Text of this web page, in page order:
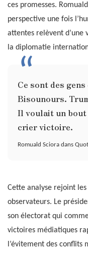
ces promesses.
perspective une fois
attentes relèvent d’une
la diplomatie
Ce sont des
Bisounours.
Il voulait un
crier victoire.
Romuald Sciora dans
Cette analyse rejoint
observateurs. Le
son électorat qui
victoires médiatiques
l’évitement des conflits